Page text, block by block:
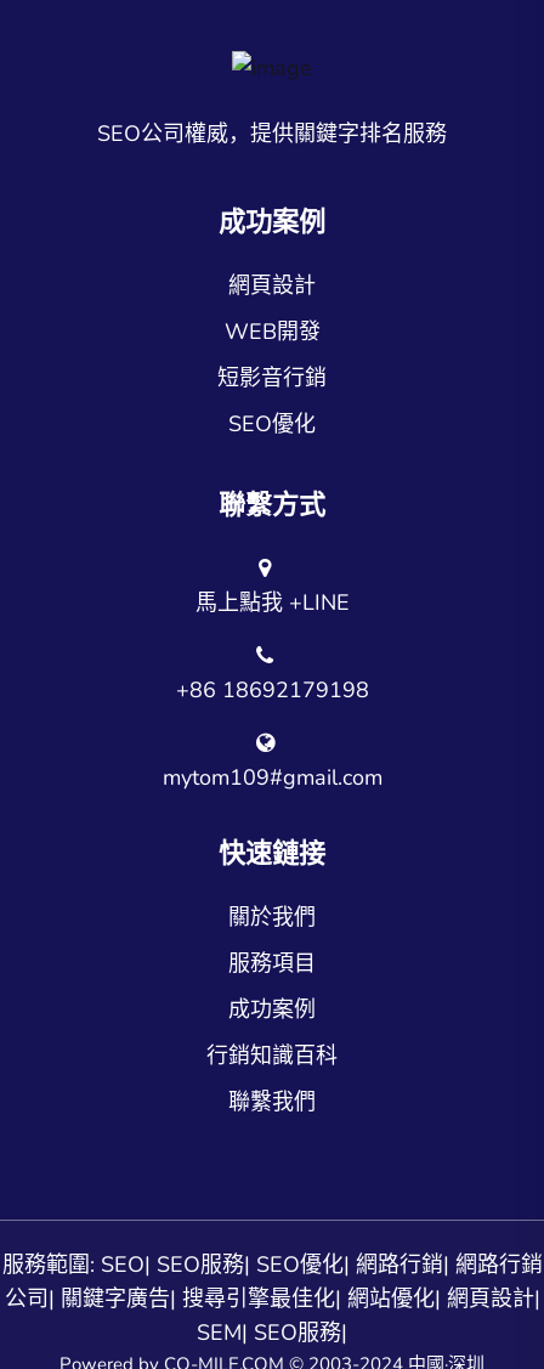
SEO公司權威，提供關鍵字排名服務
成功案例
網頁設計
WEB開發
短影音行銷
SEO優化
聯繫方式
馬上點我 +LINE
+86 18692179198
mytom109#gmail.com
快速鏈接
關於我們
服務項目
成功案例
行銷知識百科
聯繫我們
服務範圍: SEO| SEO服務| SEO優化| 網路行銷| 網路行銷
公司| 關鍵字廣告| 搜尋引擎最佳化| 網站優化| 網頁設計|
SEM| SEO服務|
Powered by CO-MILE.COM © 2003-2024 中國·深圳